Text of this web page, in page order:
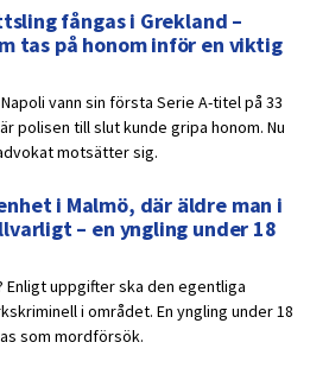
fångas i Grekland –
tas på honom inför en viktig
vann sin första Serie A-titel på 33
polisen till slut kunde gripa honom. Nu
motsätter sig.
i Malmö, där äldre man i
– en yngling under 18
uppgifter ska den egentliga
i området. En yngling under 18
som mordförsök.